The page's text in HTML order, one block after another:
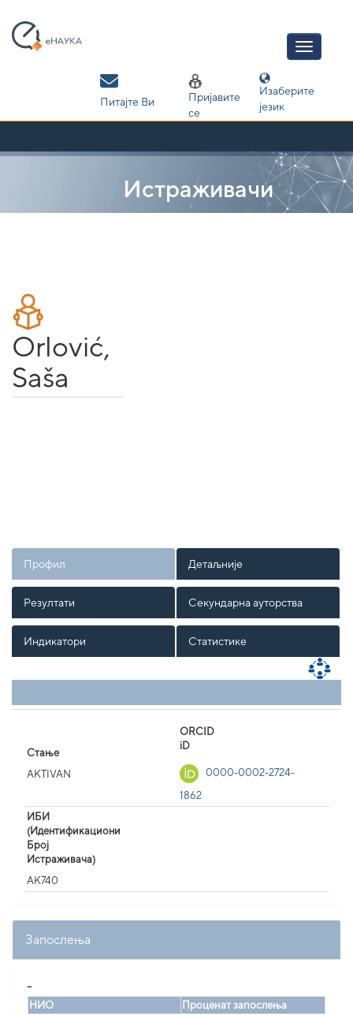
navigation
Питајте Ви
Пријавите
се
Изаберите
језик
Истраживачи
Orlović,
Saša
Профил Детаљније
Резултати Секундарна ауторства
Индикатори Статистике
Стање
AKTIVAN
ORCID
iD
0000-0002-2724-
1862
ИБИ
(Идентификациони
Број
Истраживача)
AK740
Запослења
НИО
Проценат запослења